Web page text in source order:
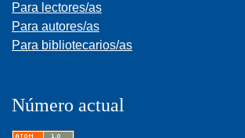
Para lectores/as
Para autores/as
Para bibliotecarios/as
Número actual